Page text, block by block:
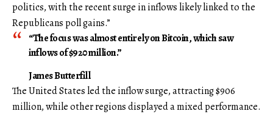
politics, with the recent surge in inflows likely linked to the
Republicans poll gains.”
“The focus was almost entirely on Bitcoin, which saw
inflows of $920 million.”
James Butterfill
The United States led the inflow surge, attracting $906
million, while other regions displayed a mixed performance.